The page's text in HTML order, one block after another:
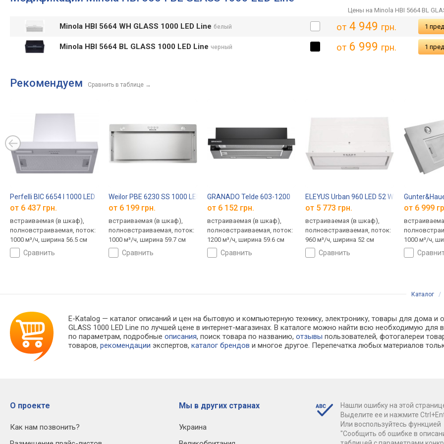
Цены на Minola HBI 5664 BL
Minola HBI 5664 WH GLASS 1000 LED Line белый от4 949 грн. 1
Minola HBI 5664 BL GLASS 1000 LED Line черный от6 999 грн. 1
Рекомендуем Сравнить в таблице →
Perfelli BIC 6654 I 1000 LED
от 6 437 грн.
встраиваемая (в шкаф),
полновстраиваемая, поток:
1000 м³/ч, ширина 56.5 см
сравнить
Weilor PBE 6230 SS 1000 LED
от 6 199 грн.
встраиваемая (в шкаф),
полновстраиваемая, поток:
1000 м³/ч, ширина 59.7 см
сравнить
GRANADO Telde 603-1200
от 6 152 грн.
встраиваемая (в шкаф),
полновстраиваемая, поток:
1200 м³/ч, ширина 59.6 см
сравнить
ELEYUS Urban 960 LED 52 WH
от 5 773 грн.
встраиваемая (в шкаф),
полновстраиваемая, поток:
960 м³/ч, ширина 52 см
сравнить
от 6 999
1000 м³/ч,
Каталог /
E-Katalog — каталог описаний и цен на бытовую и компьютерную технику, электронику, товары для дома
GLASS 1000 LED Line по лучшей цене в интернет-магазинах. В каталоге можно найти всю необходимую
по параметрам, подробныеописания, поиск товара по названию,отзывы пользователей, фотогалереи
товаров,рекомендации экспертов,каталог брендов и многое другое. Перепечатка любых материалов
О проекте
Как нам позвонить?
Мы в других странах
Украина
Нашли ошибку на этой
Выделите ее и нажмите
Или воспользуйтесь функцией
"Сообщить об ошибке в